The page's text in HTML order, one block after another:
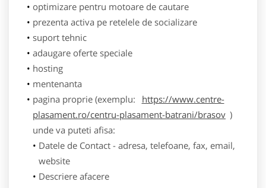
optimizare pentru motoare de cautare
prezenta activa pe retelele de socializare
suport tehnic
adaugare oferte speciale
hosting
mentenanta
pagina proprie (exemplu:
https://www.centre-
plasament.ro/centru-plasament-batrani/brasov )
unde va puteti afisa:
Datele de Contact - adresa, telefoane, fax, email,
website
Descriere afacere